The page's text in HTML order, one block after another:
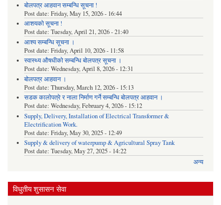
बोलपत्र आहवान सम्बन्धि सूचना !
Post date: Friday, May 15, 2026 - 16:44
आशयको सूचना !
Post date: Tuesday, April 21, 2026 - 21:40
आश्य सम्बन्धि सूचना ।
Post date: Friday, April 10, 2026 - 11:58
स्वास्थ्य औषधीको सम्बन्धि बोलपत्र सूचना ।
Post date: Wednesday, April 8, 2026 - 12:31
बोलपत्र आहवान ।
Post date: Thursday, March 12, 2026 - 15:13
सडक कालोपत्रे र नाला निर्माण गर्ने सम्बन्धि बोलपत्र आहवान ।
Post date: Wednesday, February 4, 2026 - 15:12
Supply, Delivery, Installation of Electrical Transformer &
Electrification Work.
Post date: Friday, May 30, 2025 - 12:49
Supply & delivery of waterpump & Agricultural Spray Tank
Post date: Tuesday, May 27, 2025 - 14:22
अन्य
विधुतीय शुसासन सेवा